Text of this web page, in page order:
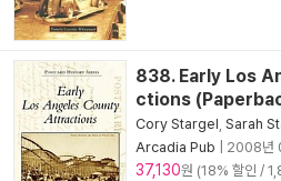
838. Early Los
ctions
Cory Stargel Sarah
Arcadia Pub
2008년
37,130원 (18% 할인 /